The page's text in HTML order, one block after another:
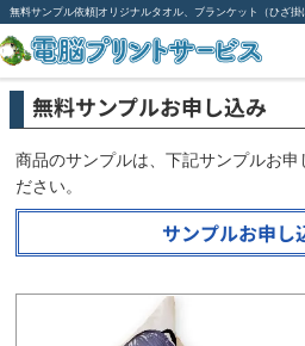
無料サンプルお申し込み
商品のサンプルは、下記サンプルお申
ださい。
サンプルお申し